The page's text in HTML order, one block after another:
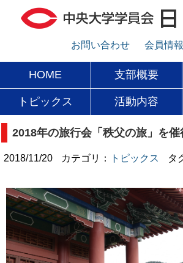
お問い合わせ 会員情
HOME 支部概要
トピックス 活動内容
2018年の旅行会「秩父の旅」を催
2018/11/20 カテゴリ： トピックス タ